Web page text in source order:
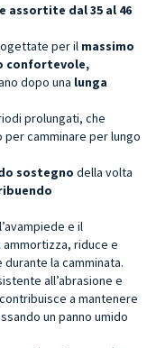
assortite dal 35 al 46
per il massimo
confortevole,
dopo una lunga
prolungati, che
camminare per lungo
sostegno della volta
e il
ammortizza, riduce e
la camminata.
all’abrasione e
a mantenere
un panno umido